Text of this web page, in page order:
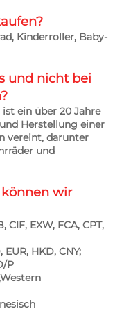
Kinderroller, Baby-
und nicht bei
ist ein über 20 Jahre
Herstellung einer
vereint, darunter
und
wir
EXW, FCA, CPT,
HKD, CNY;
P